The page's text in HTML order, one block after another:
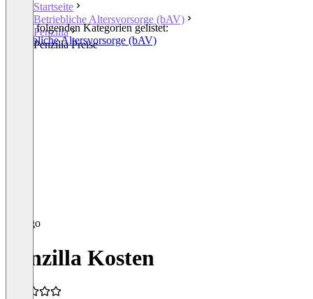
Startseite
Betriebliche Altersvorsorge (bAV)
Penzilla
Penzilla Preise
In den folgenden Kategorien gelistet:
Betriebliche Altersvorsorge (bAV)
Penzilla Kosten